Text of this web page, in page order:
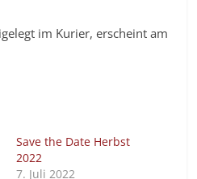
im Kurier, erscheint am
Save the Date Herbst
2022
7. Juli 2022